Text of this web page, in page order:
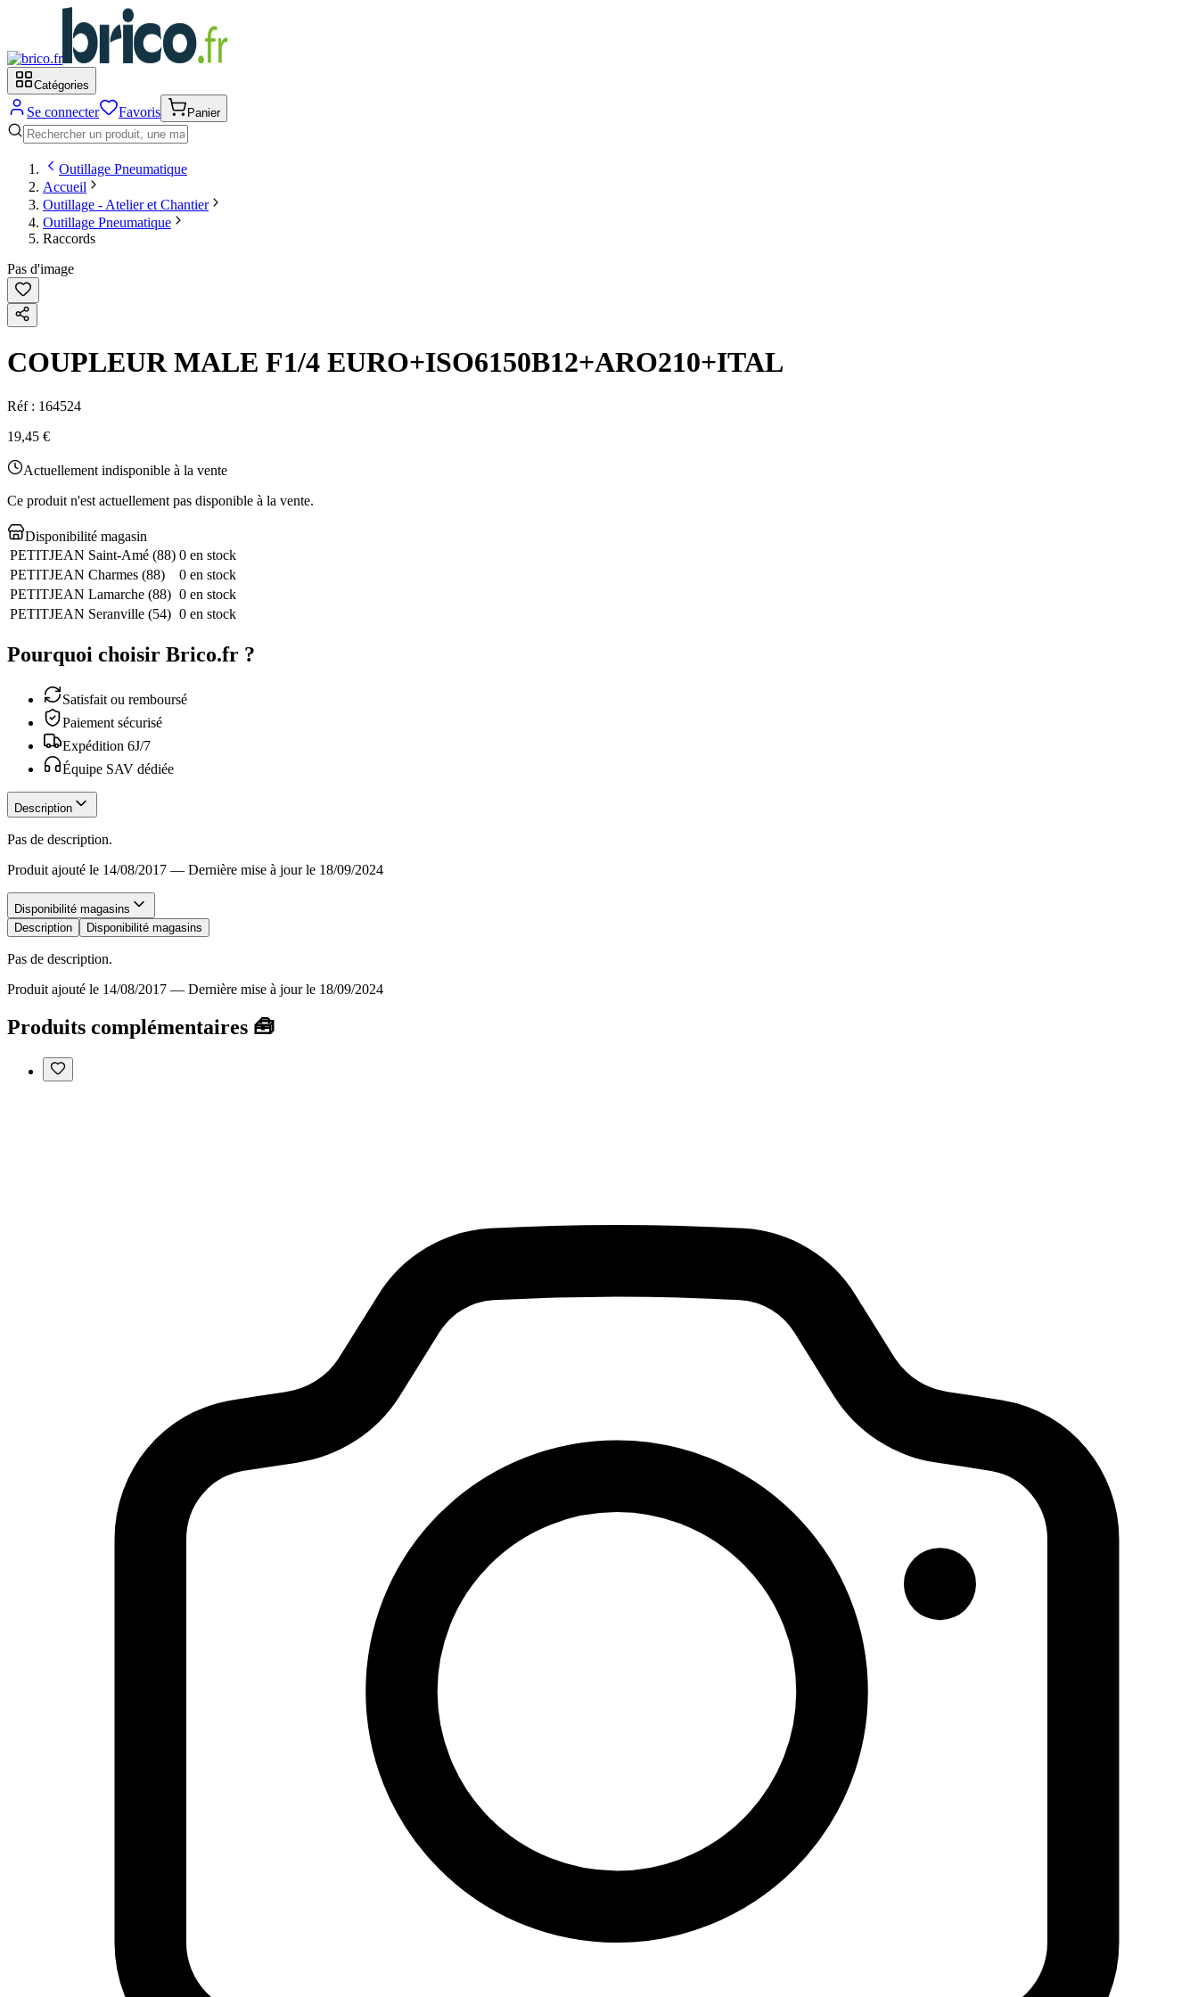
Catégories
Se connecter Favoris Panier
Outillage Pneumatique
Accueil
Outillage - Atelier et Chantier
Outillage Pneumatique
Raccords
Pas d'image
COUPLEUR MALE F1/4 EURO+ISO6150B12+ARO210+ITAL
Réf : 164524
19,45 €
Actuellement indisponible à la vente
Ce produit n'est actuellement pas disponible à la vente.
Disponibilité magasin
PETITJEAN Saint-Amé (88) 0 en stock
PETITJEAN Charmes (88)
0 en stock
PETITJEAN Lamarche (88) 0 en stock
PETITJEAN Seranville (54) 0 en stock
Pourquoi choisir Brico.fr ?
Satisfait ou remboursé
Paiement sécurisé
Expédition 6J/7
Équipe SAV dédiée
Description
Pas de description.
Produit ajouté le 14/08/2017 — Dernière mise à jour le 18/09/2024
Disponibilité magasins
Description
Disponibilité magasins
Pas de description.
Produit ajouté le 14/08/2017 — Dernière mise à jour le 18/09/2024
Produits complémentaires 🧰